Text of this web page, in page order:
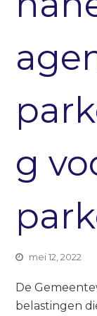
g
mei 12, 2022
De
belastingen